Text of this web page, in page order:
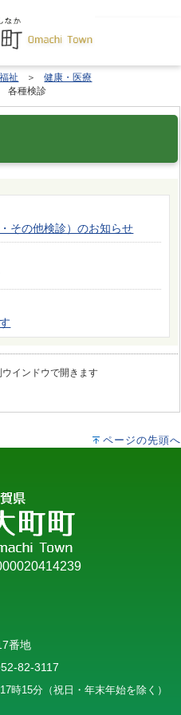
祉
健康・医療
各種検診
その他検診）のお知らせ
インドウで開きます
ページの先頭へ
番地
82-3117
15分（祝日・年末年始を除く）